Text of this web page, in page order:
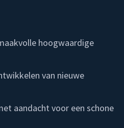
hoogwaardige
van nieuwe
aandacht voor een schone